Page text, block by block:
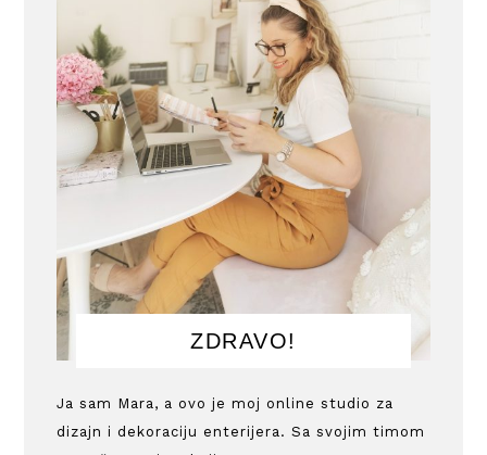
ZDRAVO!
Ja sam Mara, a ovo je moj online studio za
dizajn i dekoraciju enterijera. Sa svojim timom